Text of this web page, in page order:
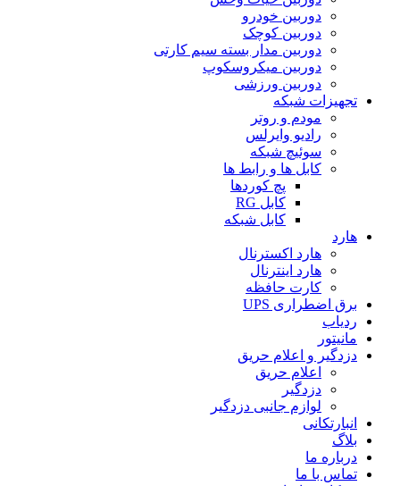
دوربین خودرو
دوربین کوچک
دوربین مدار بسته سیم کارتی
دوربین میکروسکوپ
دوربین ورزشی
تجهیزات شبکه
مودم و روتر
رادیو وایرلس
سوئیچ شبکه
کابل ها و رابط ها
پچ کوردها
کابل RG
کابل شبکه
هارد
هارد اکسترنال
هارد اینترنال
کارت حافظه
برق اضطراری UPS
ردیاب
مانیتور
دزدگیر و اعلام حریق
اعلام حریق
دزدگیر
لوازم جانبی دزدگیر
انبارتکانی
بلاگ
درباره ما
تماس با ما